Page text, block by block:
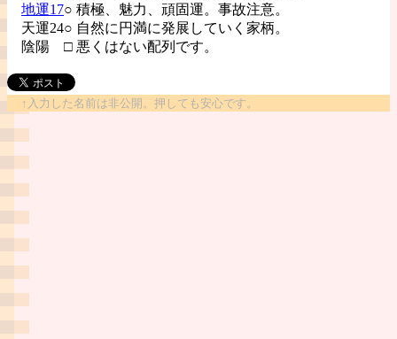
地運17○ 積極、魅力、頑固運。事故注意。
天運24○ 自然に円満に発展していく家柄。
陰陽 □ 悪くはない配列です。
↑入力した名前は非公開。押しても安心です。